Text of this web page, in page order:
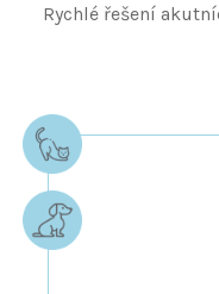
Rychlé řešení